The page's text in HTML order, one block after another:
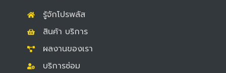
รู้จักโปรพลัส
สินค้า บริการ
ผลงานของเรา
บริการซ่อม